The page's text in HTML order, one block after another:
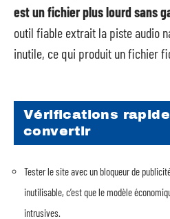
est un fichier plus lourd sans
outil fiable extrait la piste audio
inutile, ce qui produit un fichier
Vérifications
convertir
Tester le site avec un bloqueur de
inutilisable, c’est que le modèle
intrusives.